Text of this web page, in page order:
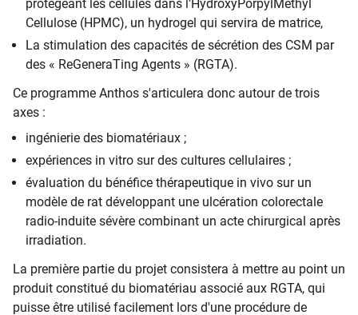
protégeant les cellules dans l’HydroxyPorpylMethyl
Cellulose (HPMC), un hydrogel qui servira de matrice,
La stimulation des capacités de sécrétion des CSM par
des « ReGeneraTing Agents » (RGTA).
Ce programme Anthos s'articulera donc autour de trois
axes :
ingénierie des biomatériaux ;
expériences in vitro sur des cultures cellulaires ;
évaluation du bénéfice thérapeutique in vivo sur un
modèle de rat développant une ulcération colorectale
radio-induite sévère combinant un acte chirurgical après
irradiation.
La première partie du projet consistera à mettre au point un
produit constitué du biomatériau associé aux RGTA, qui
puisse être utilisé facilement lors d'une procédure de